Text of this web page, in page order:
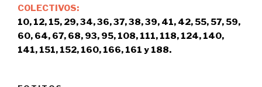
COLECTIVOS:
10, 12, 15, 29, 34, 36, 37, 38, 39, 41, 42, 55, 57, 59,
60, 64, 67, 68, 93, 95, 108, 111, 118, 124, 140,
141, 151, 152, 160, 166, 161 y 188.